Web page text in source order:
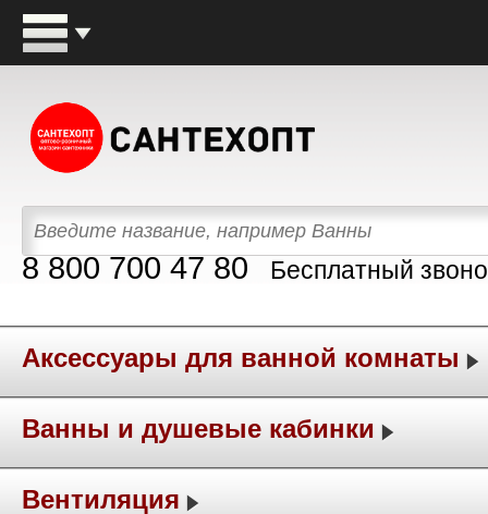
8 800 700 47 80 Бесплатный
Аксессуары для ванной комнаты
Ванны и душевые кабинки
Вентиляция